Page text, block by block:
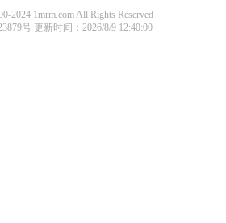
2024 1mrm.com All Rights Reserved
号 更新时间：2026/8/9 12:40:00